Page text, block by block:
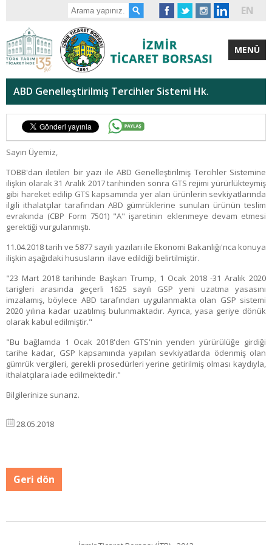
EN
MENÜ
ABD Genelleştirilmiş Tercihler Sistemi Hk.
Sayın Üyemiz,
TOBB'dan iletilen bir yazı ile ABD Genelleştirilmiş Tercihler Sistemine
ilişkin olarak 31 Aralık 2017 tarihinden sonra GTS rejimi yürürlükteymiş
gibi hareket edilip GTS kapsamında yer alan ürünlerin sevkiyatlarında
ilgili ithalatçılar tarafından ABD gümrüklerine sunulan ürünün teslim
evrakında (CBP Form 7501) "A" işaretinin eklenmeye devam etmesi
gerektiği vurgulanmıştı.
11.04.2018 tarih ve 5877 sayılı yazıları ile Ekonomi Bakanlığı'nca konuya
ilişkin aşağıdaki hususların ilave edildiği belirtilmiştir.
"23 Mart 2018 tarihinde Başkan Trump, 1 Ocak 2018 -31 Aralık 2020
tarigleri arasında geçerli 1625 sayılı GSP yeni uzatma yasasını
imzalamış, böylece ABD tarafından uygulanmakta olan GSP sistemi
2020 yılına kadar uzatılmış bulunmaktadır. Ayrıca, yasa geriye dönük
olarak kabul edilmiştir."
"Bu bağlamda 1 Ocak 2018'den GTS'nin yenden yürürülüğe girdiği
tarihe kadar, GSP kapsamında yapılan sevkiyatlarda ödenmiş olan
gümrük vergileri, gerekli prosedürleri yerine getirilmiş olması kaydıyla,
ithalatçılara iade edilmektedir."
Bilgilerinize sunarız.
28.05.2018
Geri dön